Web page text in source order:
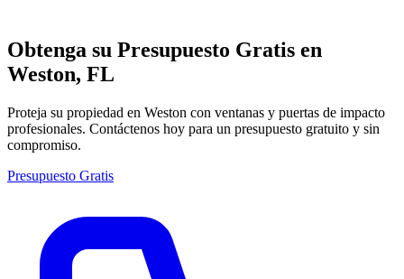
Obtenga su Presupuesto Gratis en
Weston, FL
Proteja su propiedad en Weston con ventanas y puertas de impacto
profesionales. Contáctenos hoy para un presupuesto gratuito y sin
compromiso.
Presupuesto Gratis